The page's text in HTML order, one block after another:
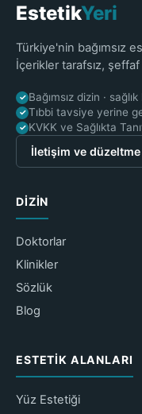
EstetikYeri
Türkiye'nin bağımsız
İçerikler tarafsız,
✓ Bağımsız dizin ·
✓ Tıbbi tavsiye yerine
✓ KVKK ve Sağlıkta
İletişim ve düzeltme
DIZIN
Doktorlar
Klinikler
Sözlük
Blog
ESTETIK ALANLARI
Yüz Estetiği